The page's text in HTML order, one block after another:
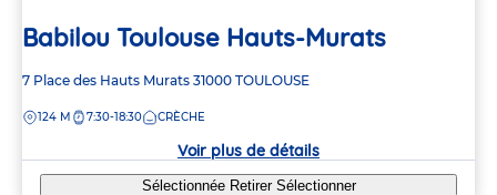
Babilou Toulouse Hauts-Murats
Adresse
la
7 Place des Hauts Murats 31000 TOULOUSE
DISTANCE
124 M 7:30-18:30 CRÈCHE
Voir plus de détails
Sélectionnée Retirer Sélectionner